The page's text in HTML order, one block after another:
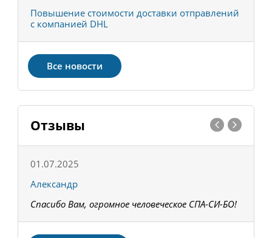
Повышение стоимости доставки отправлений
с компанией DHL
Все новости
Отзывы
01.07.2025
Александр
Спасибо Вам, огромное человеческое СПА-СИ-БО!